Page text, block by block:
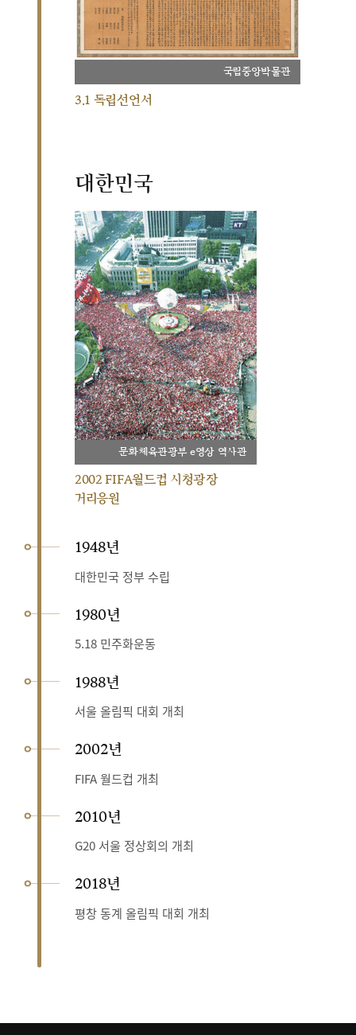
국립중앙박물관
3.1 독립선언서
대한민국
문화체육관광부 e영상 역사관
2002 FIFA월드컵 시청광장
거리응원
1948년
대한민국 정부 수립
1980년
5.18 민주화운동
1988년
서울 올림픽 대회 개최
2002년
FIFA 월드컵 개최
2010년
G20 서울 정상회의 개최
2018년
평창 동계 올림픽 대회 개최